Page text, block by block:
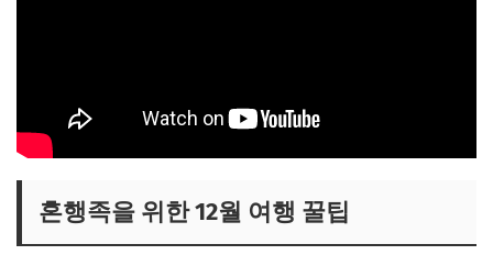
혼행족을 위한 12월 여행 꿀팁